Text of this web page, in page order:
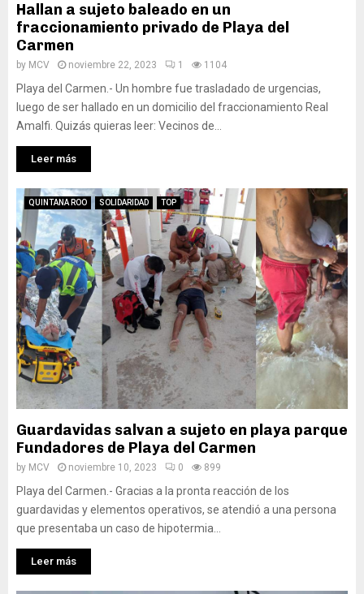
Hallan a sujeto baleado en un
fraccionamiento privado de Playa del
Carmen
by MCV noviembre 22, 2023 1 1104
Playa del Carmen.- Un hombre fue trasladado de urgencias,
luego de ser hallado en un domicilio del fraccionamiento Real
Amalfi. Quizás quieras leer: Vecinos de...
Leer más
QUINTANA ROO SOLIDARIDAD TOP
Guardavidas salvan a sujeto en playa parque
Fundadores de Playa del Carmen
by MCV noviembre 10, 2023 0 899
Playa del Carmen.- Gracias a la pronta reacción de los
guardavidas y elementos operativos, se atendió a una persona
que presentaba un caso de hipotermia...
Leer más